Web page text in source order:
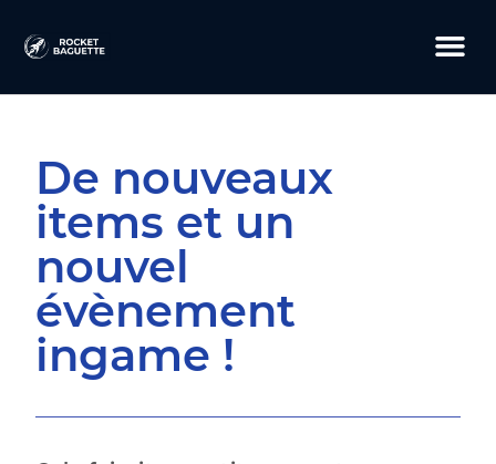
De nouveaux
items et un
nouvel
évènement
ingame !